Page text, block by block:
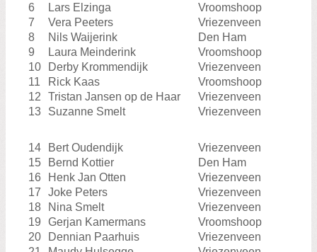
6
Lars Elzinga
Vroomshoop
7
Vera Peeters
Vriezenveen
8
Nils Waijerink
Den Ham
9
Laura Meinderink
Vroomshoop
10
Derby Krommendijk
Vriezenveen
11
Rick Kaas
Vroomshoop
12
Tristan Jansen op de Haar
Vriezenveen
13
Suzanne Smelt Vriezenveen
14 Bert Oudendijk
Vriezenveen
15
Bernd Kottier
Den Ham
16
Henk Jan Otten
Vriezenveen
17
Joke Peters
Vriezenveen
18
Nina Smelt
Vriezenveen
19
Gerjan Kamermans
Vroomshoop
20
Dennian Paarhuis
Vriezenveen